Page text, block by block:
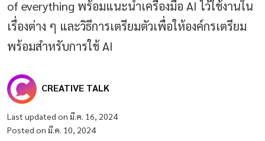
of everything พร้อมแนะนำเครื่องมือ AI ไว้ใช้งานใน
เรื่องต่าง ๆ และวิธีการเตรียมตัวเพื่อให้องค์กรเตรียม
พร้อมสำหรับการใช้ AI
CREATIVE TALK
Last updated on มี.ค. 16, 2024
Posted on มี.ค. 10, 2024